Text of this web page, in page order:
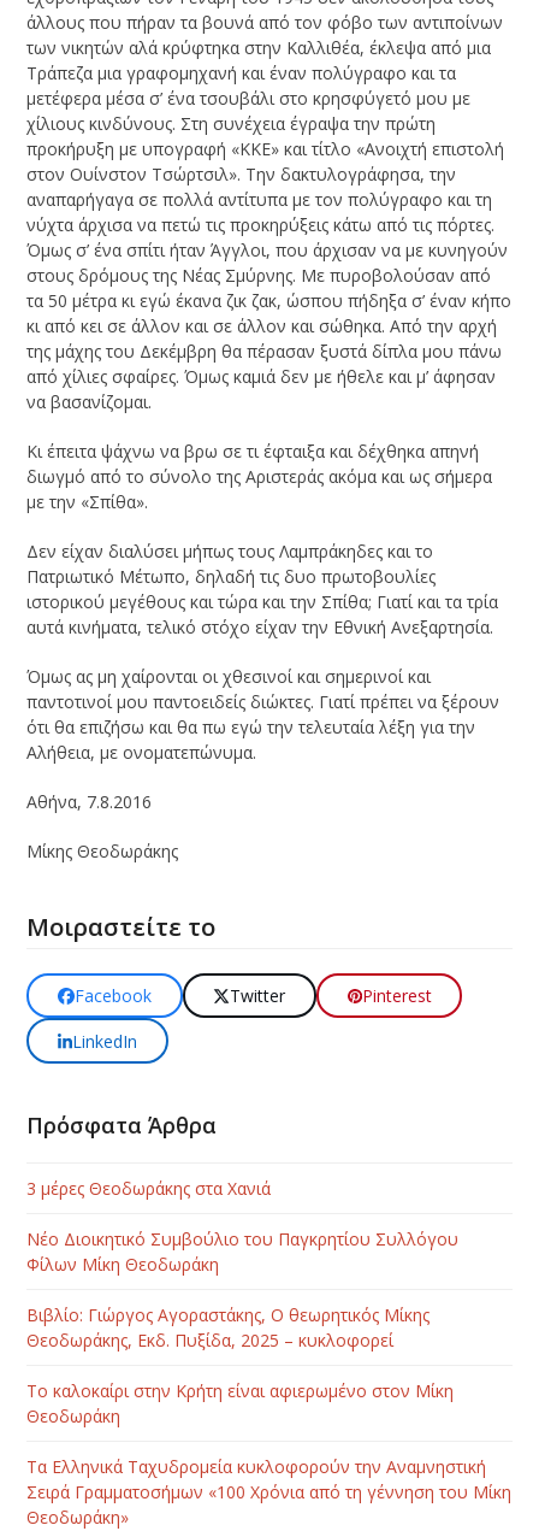
άλλους που πήραν τα βουνά από τον φόβο των αντιποίνων
των νικητών αλά κρύφτηκα στην Καλλιθέα, έκλεψα από μια
Τράπεζα μια γραφομηχανή και έναν πολύγραφο και τα
μετέφερα μέσα σ’ ένα τσουβάλι στο κρησφύγετό μου με
χίλιους κινδύνους. Στη συνέχεια έγραψα την πρώτη
προκήρυξη με υπογραφή «ΚΚΕ» και τίτλο «Ανοιχτή επιστολή
στον Ουίνστον Τσώρτσιλ». Την δακτυλογράφησα, την
αναπαρήγαγα σε πολλά αντίτυπα με τον πολύγραφο και τη
νύχτα άρχισα να πετώ τις προκηρύξεις κάτω από τις πόρτες.
Όμως σ’ ένα σπίτι ήταν Άγγλοι, που άρχισαν να με κυνηγούν
στους δρόμους της Νέας Σμύρνης. Με πυροβολούσαν από
τα 50 μέτρα κι εγώ έκανα ζικ ζακ, ώσπου πήδηξα σ’ έναν κήπο
κι από κει σε άλλον και σε άλλον και σώθηκα. Από την αρχή
της μάχης του Δεκέμβρη θα πέρασαν ξυστά δίπλα μου πάνω
από χίλιες σφαίρες. Όμως καμιά δεν με ήθελε και μ’ άφησαν
να βασανίζομαι.
Κι έπειτα ψάχνω να βρω σε τι έφταιξα και δέχθηκα απηνή
διωγμό από το σύνολο της Αριστεράς ακόμα και ως σήμερα
με την «Σπίθα».
Δεν είχαν διαλύσει μήπως τους Λαμπράκηδες και το
Πατριωτικό Μέτωπο, δηλαδή τις δυο πρωτοβουλίες
ιστορικού μεγέθους και τώρα και την Σπίθα; Γιατί και τα τρία
αυτά κινήματα, τελικό στόχο είχαν την Εθνική Ανεξαρτησία.
Όμως ας μη χαίρονται οι χθεσινοί και σημερινοί και
παντοτινοί μου παντοειδείς διώκτες. Γιατί πρέπει να ξέρουν
ότι θα επιζήσω και θα πω εγώ την τελευταία λέξη για την
Αλήθεια, με ονοματεπώνυμα.
Αθήνα, 7.8.2016
Μίκης Θεοδωράκης
Μοιραστείτε το
Facebook Twitter
Pinterest
LinkedIn
Πρόσφατα Άρθρα
3 μέρες Θεοδωράκης στα Χανιά
Νέο Διοικητικό Συμβούλιο του Παγκρητίου Συλλόγου
Φίλων Μίκη Θεοδωράκη
Βιβλίο: Γιώργος Αγοραστάκης, Ο θεωρητικός Μίκης
Θεοδωράκης, Εκδ. Πυξίδα, 2025 – κυκλοφορεί
Το καλοκαίρι στην Κρήτη είναι αφιερωμένο στον Μίκη
Θεοδωράκη
Τα Ελληνικά Ταχυδρομεία κυκλοφορούν την Αναμνηστική
Σειρά Γραμματοσήμων «100 Χρόνια από τη γέννηση του Μίκη
Θεοδωράκη»